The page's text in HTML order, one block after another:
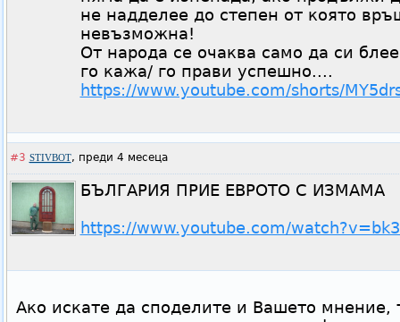
не надделее до степен от която
невъзможна!
От народа се очаква само да си
го кажа/ го прави успешно....
https://www.youtube.com/shorts/
#3 STIVBOT, преди 4 месеца
БЪЛГАРИЯ ПРИЕ ЕВРОТО С ИЗМАМА
https://www.youtube.com/
Ако искате да споделите и Вашето мнение,